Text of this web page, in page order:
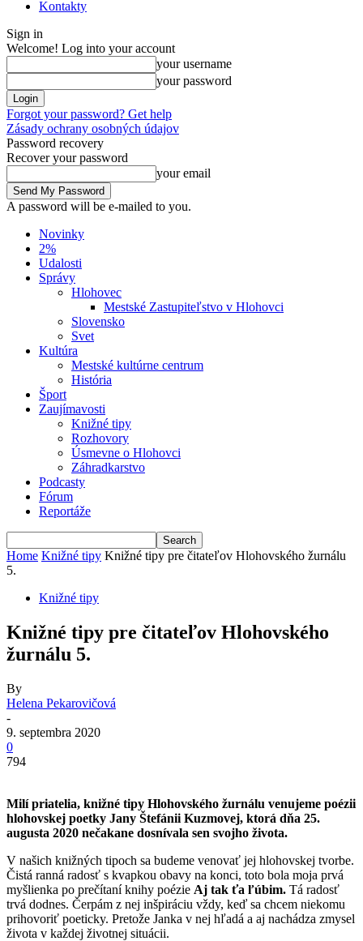
Kontakty
Sign in
Welcome! Log into your account
your username
your password
Forgot your password? Get help
Zásady ochrany osobných údajov
Password recovery
Recover your password
your email
A password will be e-mailed to you.
Novinky
2%
Udalosti
Správy
Hlohovec
Mestské Zastupiteľstvo v Hlohovci
Slovensko
Svet
Kultúra
Mestské kultúrne centrum
História
Šport
Zaujímavosti
Knižné tipy
Rozhovory
Úsmevne o Hlohovci
Záhradkarstvo
Podcasty
Fórum
Reportáže
Home Knižné tipy Knižné tipy pre čitateľov Hlohovského žurnálu
5.
Knižné tipy
Knižné tipy pre čitateľov Hlohovského
žurnálu 5.
By
Helena Pekarovičová
-
9. septembra 2020
0
794
Milí priatelia, knižné tipy Hlohovského žurnálu venujeme poézii
hlohovskej poetky Jany Štefánii Kuzmovej, ktorá dňa 25.
augusta 2020 nečakane dosnívala sen svojho života.
V našich knižných tipoch sa budeme venovať jej hlohovskej tvorbe.
Čistá ranná radosť s kvapkou obavy na konci, toto bola moja prvá
myšlienka po prečítaní knihy poézie Aj tak ťa ľúbim. Tá radosť
trvá dodnes. Čerpám z nej inšpiráciu vždy, keď sa chcem niekomu
prihovoriť poeticky. Pretože Janka v nej hľadá a aj nachádza zmysel
života v každej životnej situácii.